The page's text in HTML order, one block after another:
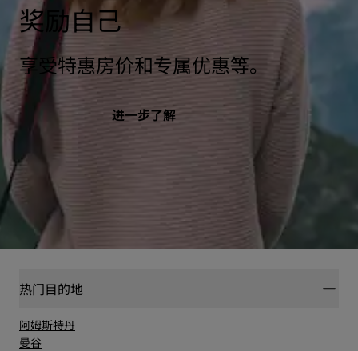
奖励自己
享受特惠房价和专属优惠等。
进一步了解
热门目的地
阿姆斯特丹
曼谷